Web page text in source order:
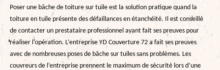
Poser une bâche de toiture sur tuile est la solution pratique quand la
toiture en tuile présente des défaillances en étanchéité. Il est conseillé
de contacter un prestataire professionnel ayant fait ses preuves pour
réaliser l’opération. L’entreprise YD Couverture 72 a fait ses preuves
avec de nombreuses poses de bâche sur tuiles sans problèmes. Les
couvreurs de l’entreprise prennent le maximum de sécurité lors d’une